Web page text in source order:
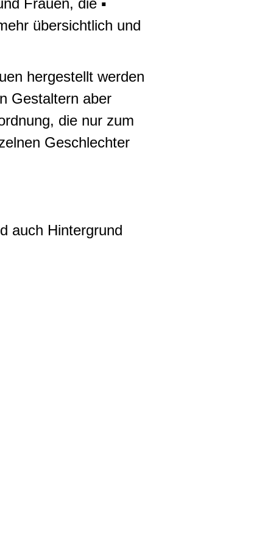
Frauen, die ▪
übersichtlich und
hergestellt werden
Gestaltern aber
die nur zum
Geschlechter
auch Hintergrund